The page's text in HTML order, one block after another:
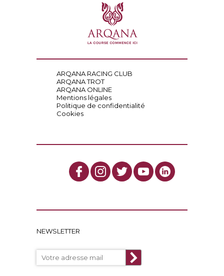
ARQANA RACING CLUB
ARQANA TROT
ARQANA ONLINE
Mentions légales
Politique de confidentialité
Cookies
NEWSLETTER